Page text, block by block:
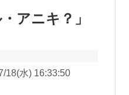
アニキ？」
18(水) 16:33:50